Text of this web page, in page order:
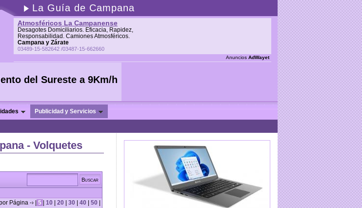
La Guía de Campana
Atmosféricos La Campanense
Desagotes Domiciliarios. Eficacia, Rapidez,
Responsabilidad. Camiones Atmosféricos.
Campana y Zárate
03489-15-582642 /03487-15-662660
Anuncios AdWayet
Publicidad y Servicios
- Volquetes
Página -› |
5 10| 20| 30| 40| 50|